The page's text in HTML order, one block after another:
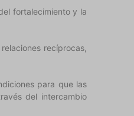
fortalecimiento y la
recíprocas,
para que las
del intercambio